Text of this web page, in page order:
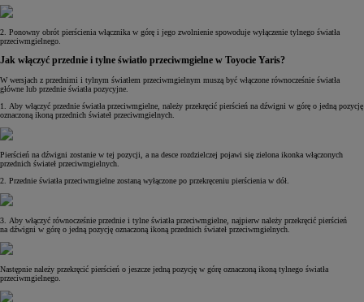
2. Ponowny obrót pierścienia włącznika w górę i jego zwolnienie spowoduje wyłączenie tylnego światła
przeciwmgielnego.
Jak włączyć przednie i tylne światło przeciwmgielne w Toyocie Yaris?
W wersjach z przednimi i tylnym światłem przeciwmgielnym muszą być włączone równocześnie światła
główne lub przednie światła pozycyjne.
1. Aby włączyć przednie światła przeciwmgielne, należy przekręcić pierścień na dźwigni w górę o jedną pozycję
oznaczoną ikoną przednich świateł przeciwmgielnych.
Pierścień na dźwigni zostanie w tej pozycji, a na desce rozdzielczej pojawi się zielona ikonka włączonych
przednich świateł przeciwmgielnych.
2. Przednie światła przeciwmgielne zostaną wyłączone po przekręceniu pierścienia w dół.
3. Aby włączyć równocześnie przednie i tylne światła przeciwmgielne, najpierw należy przekręcić pierścień
na dźwigni w górę o jedną pozycję oznaczoną ikoną przednich świateł przeciwmgielnych.
Następnie należy przekręcić pierścień o jeszcze jedną pozycję w górę oznaczoną ikoną tylnego światła
przeciwmgielnego.